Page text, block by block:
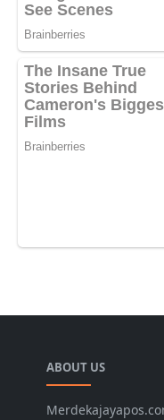
ABOUT US